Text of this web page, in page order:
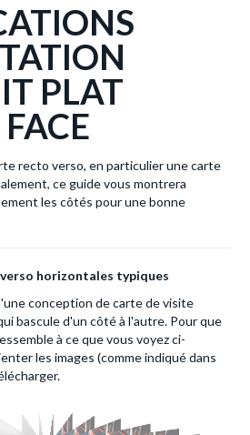
PLAT
recto verso, en particulier une carte
ce guide vous montrera
les côtés pour une bonne
horizontales typiques
conception de carte de visite
bascule d'un côté à l'autre. Pour que
à ce que vous voyez ci-
les images (comme indiqué dans